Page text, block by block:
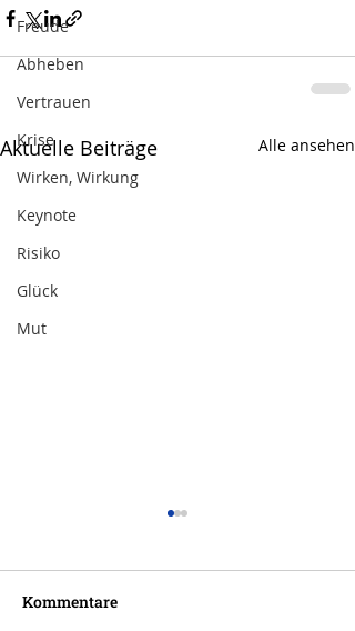
Freude
Abheben
Vertrauen
Krise
Wirken, Wirkung
Keynote
Risiko
Glück
Mut
Aktuelle Beiträge Alle ansehen
Kommentare